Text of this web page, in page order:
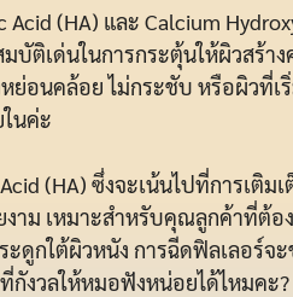
(HA) และ Calcium
ติเด่นในการกระตุ้นให้ผิวสร้า
อนคล้อย ไม่กระชับ หรือผิวที่เ
นค่ะ
(HA) ซึ่งจะเน้นไปที่การเติ
าม เหมาะสำหรับคุณลูกค้าที่ต้อ
กใต้ผิวหนัง การฉีดฟิลเลอร์จ
งวลให้หมอฟังหน่อยได้ไหมคะ?